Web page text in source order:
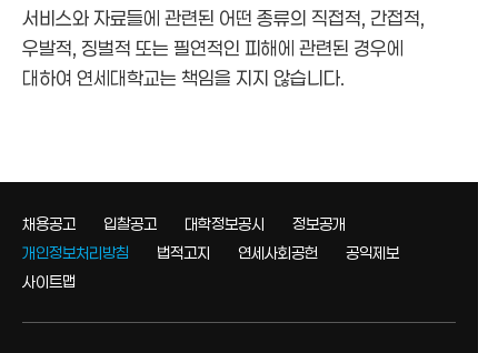
서비스와 자료들에 관련된 어떤 종류의 직접적, 간접적,
우발적, 징벌적 또는 필연적인 피해에 관련된 경우에
대하여 연세대학교는 책임을 지지 않습니다.
채용공고 입찰공고 대학정보공시
정보공개
개인정보처리방침
법적고지 연세사회공헌
공익제보
사이트맵